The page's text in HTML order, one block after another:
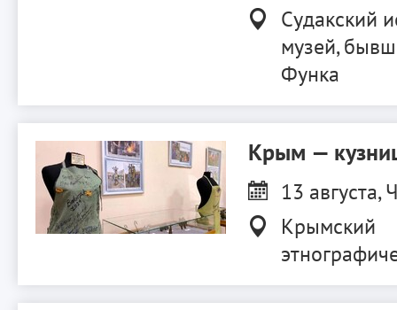
Судакский
музей,
Функа
Крым —
13 августа,
Крымский